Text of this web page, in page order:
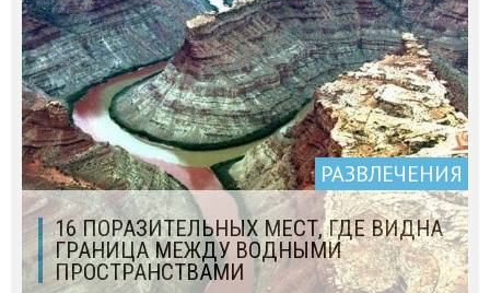
РАЗВЛЕЧЕНИЯ
16 ПОРАЗИТЕЛЬНЫХ МЕСТ, ГДЕ ВИДНА
ГРАНИЦА МЕЖДУ ВОДНЫМИ
ПРОСТРАНСТВАМИ